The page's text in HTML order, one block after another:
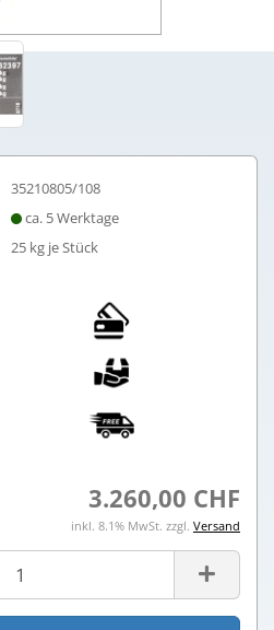
35210805/108
ca. 5 Werktage
25kg je Stück
3.260,00 CHF
inkl. 8.1% MwSt. zzgl. Versand